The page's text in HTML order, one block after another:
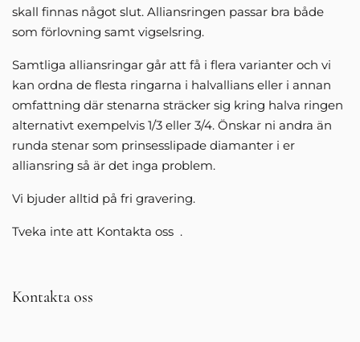
skall finnas något slut. Alliansringen passar bra både
som förlovning samt vigselsring.
Samtliga alliansringar går att få i flera varianter och vi
kan ordna de flesta ringarna i halvallians eller i annan
omfattning där stenarna sträcker sig kring halva ringen
alternativt exempelvis 1/3 eller 3/4. Önskar ni andra än
runda stenar som prinsesslipade diamanter i er
alliansring så är det inga problem.
Vi bjuder alltid på fri gravering.
Tveka inte att Kontakta oss .
Kontakta oss